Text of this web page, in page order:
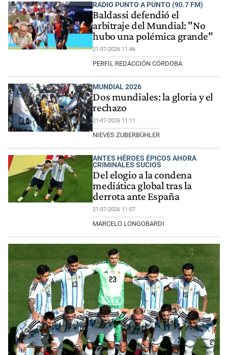
RADIO PUNTO A PUNTO (90.7 FM)
Baldassi defendió el
arbitraje del Mundial: "No
hubo una polémica grande"
21-07-2026 11:46
PERFIL REDACCIÓN CÓRDOBA
MUNDIAL 2026
Dos mundiales: la gloria y el
rechazo
21-07-2026 11:11
NIEVES ZUBERBÜHLER
ANTES HÉROES ÉPICOS AHORA
CRIMINALES SUCIOS
Del elogio a la condena
mediática global tras la
derrota ante España
21-07-2026 11:07
MARCELO LONGOBARDI